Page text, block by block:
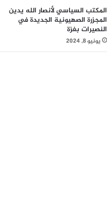
المكتب السياسي لأنصار الله يدين
المجزرة الصهيونية الجديدة في
النصيرات بغزة
يونيو 8, 2024